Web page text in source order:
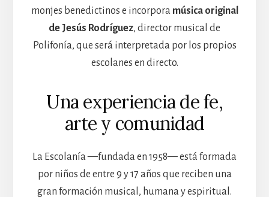
monjes benedictinos e incorpora música original
de Jesús Rodríguez, director musical de
Polifonía, que será interpretada por los propios
escolanes en directo.
Una experiencia de fe,
arte y comunidad
La Escolanía —fundada en 1958— está formada
por niños de entre 9 y 17 años que reciben una
gran formación musical, humana y espiritual.